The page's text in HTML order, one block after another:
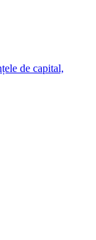
de capital,